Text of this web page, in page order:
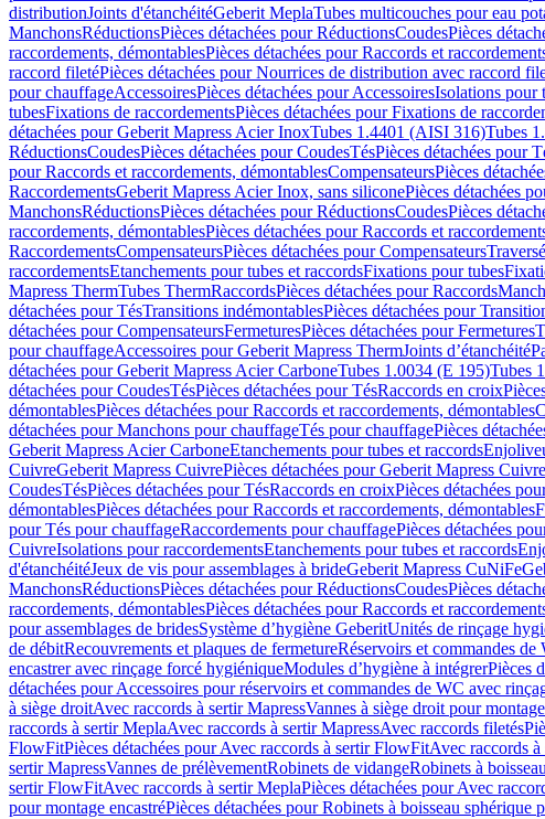
distributionJoints d'étanchéitéGeberit MeplaTubes multicouches pour eau
ManchonsRéductionsPièces détachées pour RéductionsCoudesPièces
raccordements, démontablesPièces détachées pour Raccords et
raccord filetéPièces détachées pour Nourrices de distribution avec raccord
pour chauffageAccessoiresPièces détachées pour AccessoiresIsolations pour
tubesFixations de raccordementsPièces détachées pour Fixations de
détachées pour Geberit Mapress Acier InoxTubes 1.4401 (AISI 316)Tubes
RéductionsCoudesPièces détachées pour CoudesTésPièces détachées pour
pour Raccords et raccordements, démontablesCompensateursPièces
RaccordementsGeberit Mapress Acier Inox, sans siliconePièces détachées
ManchonsRéductionsPièces détachées pour RéductionsCoudesPièces
raccordements, démontablesPièces détachées pour Raccords et
RaccordementsCompensateursPièces détachées pour Compensateurs
raccordementsEtanchements pour tubes et raccordsFixations pour tubes
Mapress ThermTubes ThermRaccordsPièces détachées pour Raccords
détachées pour TésTransitions indémontablesPièces détachées pour
détachées pour CompensateursFermeturesPièces détachées pour Fermetures
pour chauffageAccessoires pour Geberit Mapress ThermJoints d’étanchéité
détachées pour Geberit Mapress Acier CarboneTubes 1.0034 (E 195)Tubes
détachées pour CoudesTésPièces détachées pour TésRaccords en croix
démontablesPièces détachées pour Raccords et raccordements, démontables
détachées pour Manchons pour chauffageTés pour chauffagePièces
Geberit Mapress Acier CarboneEtanchements pour tubes et raccords
CuivreGeberit Mapress CuivrePièces détachées pour Geberit Mapress Cuivre
CoudesTésPièces détachées pour TésRaccords en croixPièces détachées
démontablesPièces détachées pour Raccords et raccordements, démontables
pour Tés pour chauffageRaccordements pour chauffagePièces détachées
CuivreIsolations pour raccordementsEtanchements pour tubes et raccords
d'étanchéitéJeux de vis pour assemblages à brideGeberit Mapress CuNiFe
ManchonsRéductionsPièces détachées pour RéductionsCoudesPièces
raccordements, démontablesPièces détachées pour Raccords et
pour assemblages de bridesSystème d’hygiène GeberitUnités de rinçage
de débitRecouvrements et plaques de fermetureRéservoirs et commandes
encastrer avec rinçage forcé hygiéniqueModules d’hygiène à intégrerPièces
détachées pour Accessoires pour réservoirs et commandes de WC avec
à siège droitAvec raccords à sertir MapressVannes à siège droit pour
raccords à sertir MeplaAvec raccords à sertir MapressAvec raccords filetés
FlowFitPièces détachées pour Avec raccords à sertir FlowFitAvec raccords
sertir MapressVannes de prélèvementRobinets de vidangeRobinets à
sertir FlowFitAvec raccords à sertir MeplaPièces détachées pour Avec
pour montage encastréPièces détachées pour Robinets à boisseau sphérique